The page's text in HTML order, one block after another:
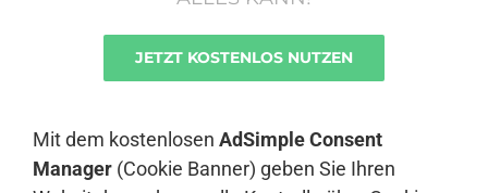
JETZT KOSTENLOS NUTZEN
Mit dem kostenlosen AdSimple Consent
Manager (Cookie Banner) geben Sie Ihren